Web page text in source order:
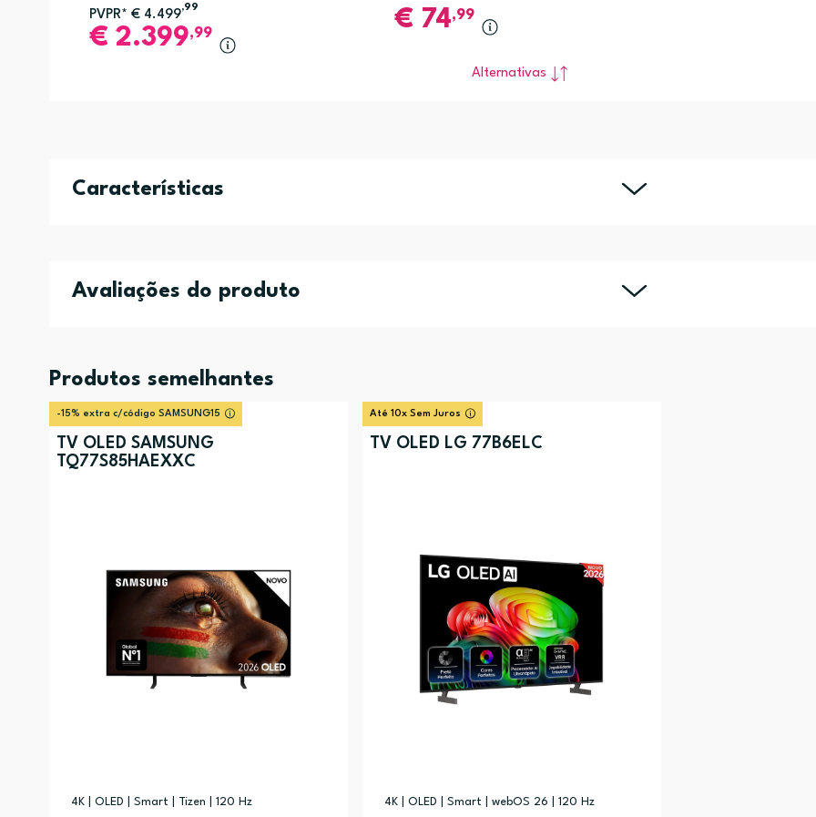
PVPR* € 4.499
,99
€ 2.399,99 € 74,99
Alternativas
Características
Avaliações do produto
Produtos semelhantes
-15% extra c/código SAMSUNG15
TV OLED SAMSUNG
TQ77S85HAEXXC
4K | OLED | Smart | Tizen | 120 Hz
Até 10x Sem Juros
TV OLED LG 77B6ELC
4K | OLED | Smart | webOS 26 | 120 Hz